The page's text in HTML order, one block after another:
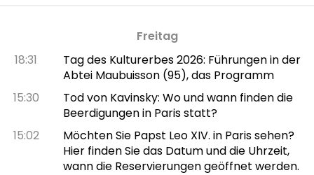
Freitag
18:31
Tag des Kulturerbes 2026: Führungen in der
Abtei Maubuisson (95), das Programm
15:30
Tod von Kavinsky: Wo und wann finden die
Beerdigungen in Paris statt?
15:02
Möchten Sie Papst Leo XIV. in Paris sehen?
Hier finden Sie das Datum und die Uhrzeit,
wann die Reservierungen geöffnet werden.